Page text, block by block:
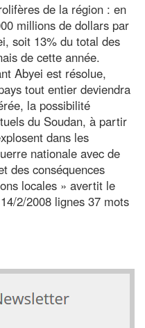
de la région : en
millions de dollars par
soit 13% du total des
de cette année.
Abyei est résolue,
tout entier deviendra
la possibilité
du Soudan, à partir
dans les
nationale avec de
des conséquences
locales » avertit le
2/2008 lignes 37 mots